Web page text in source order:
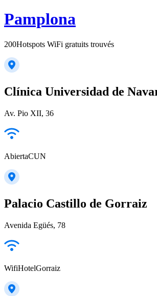
Pamplona
200Hotspots WiFi gratuits trouvés
Clínica Universidad de
Av. Pio XII, 36
AbiertaCUN
Palacio Castillo de Gorraiz
Avenida Egüés, 78
WifiHotelGorraiz